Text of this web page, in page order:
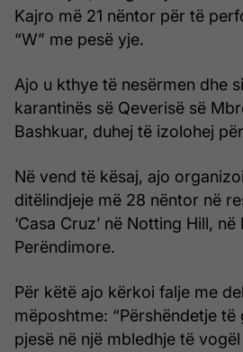
Kajro më 21 nëntor për të
“W” me pesë yje.
Ajo u kthye të nesërmen dhe
karantinës së Qeverisë së
Bashkuar, duhej të izolohej
Në vend të kësaj, ajo
ditëlindjeje më 28 nëntor në
‘Casa Cruz’ në Notting Hill,
Perëndimore.
Për këtë ajo kërkoi falje me
mëposhtme: “Përshëndetje të
pjesë në një mbledhje të